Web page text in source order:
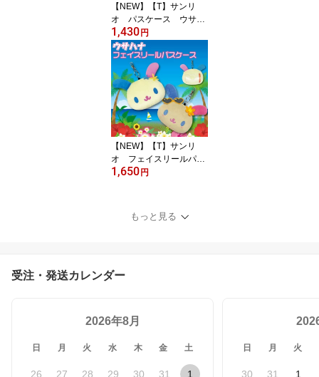
【NEW】【T】サンリ
オ パスケース ウサハ
ナ【sanrio/サンリオ/パス
ケース/雑貨/グッズ/キュ
ート/かわいい/人気/女の
子/女子/キャラクター/キ
ャラ】【2606】
1,430円
【NEW】【T】サンリ
オ フェイスリールパス
ケース ウサハナ【sanri
いい/人気/女の子/女子/キ
ャラクター/キャラ】【2
1,650円
もっと見る
受注・発送カレンダー
2026年8月
日 月 火 水 木 金 土
26 27 28 29 30 31 1
日 月 火
30 31 1